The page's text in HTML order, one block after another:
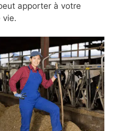
apporter à votre
vie.